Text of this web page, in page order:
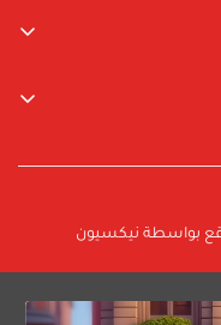
بواسطة نيكسيون